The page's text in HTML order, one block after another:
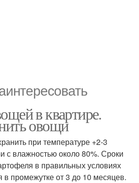
в квартире.
овощи
при температуре +2-3
с влажностью около 80%. Сроки
в правильных условиях
в промежутке от 3 до 10 месяцев.